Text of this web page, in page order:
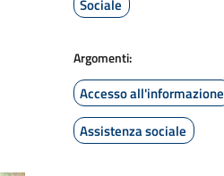
Sociale
Argomenti:
Accesso all'informazione
Assistenza sociale